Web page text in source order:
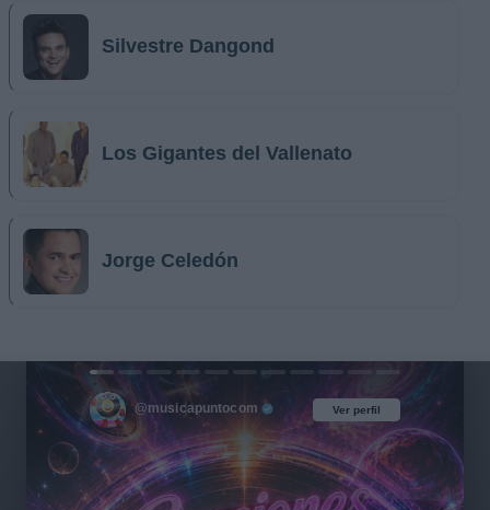
Silvestre Dangond
Los Gigantes del Vallenato
Jorge Celedón
Ver perfil
@musicapuntocom Ver perfil